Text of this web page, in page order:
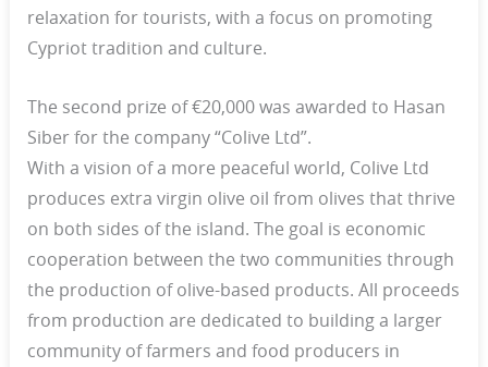
relaxation for tourists, with a focus on promoting
Cypriot tradition and culture.
The second prize of €20,000 was awarded to Hasan
Siber for the company “Colive Ltd”.
With a vision of a more peaceful world, Colive Ltd
produces extra virgin olive oil from olives that thrive
on both sides of the island. The goal is economic
cooperation between the two communities through
the production of olive-based products. All proceeds
from production are dedicated to building a larger
community of farmers and food producers in